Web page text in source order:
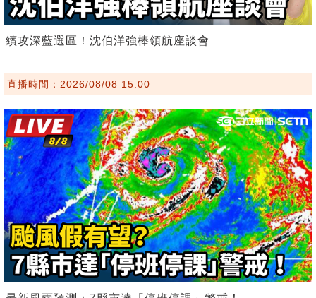
續攻深藍選區！沈伯洋強棒領航座談會
直播時間：2026/08/08 15:00